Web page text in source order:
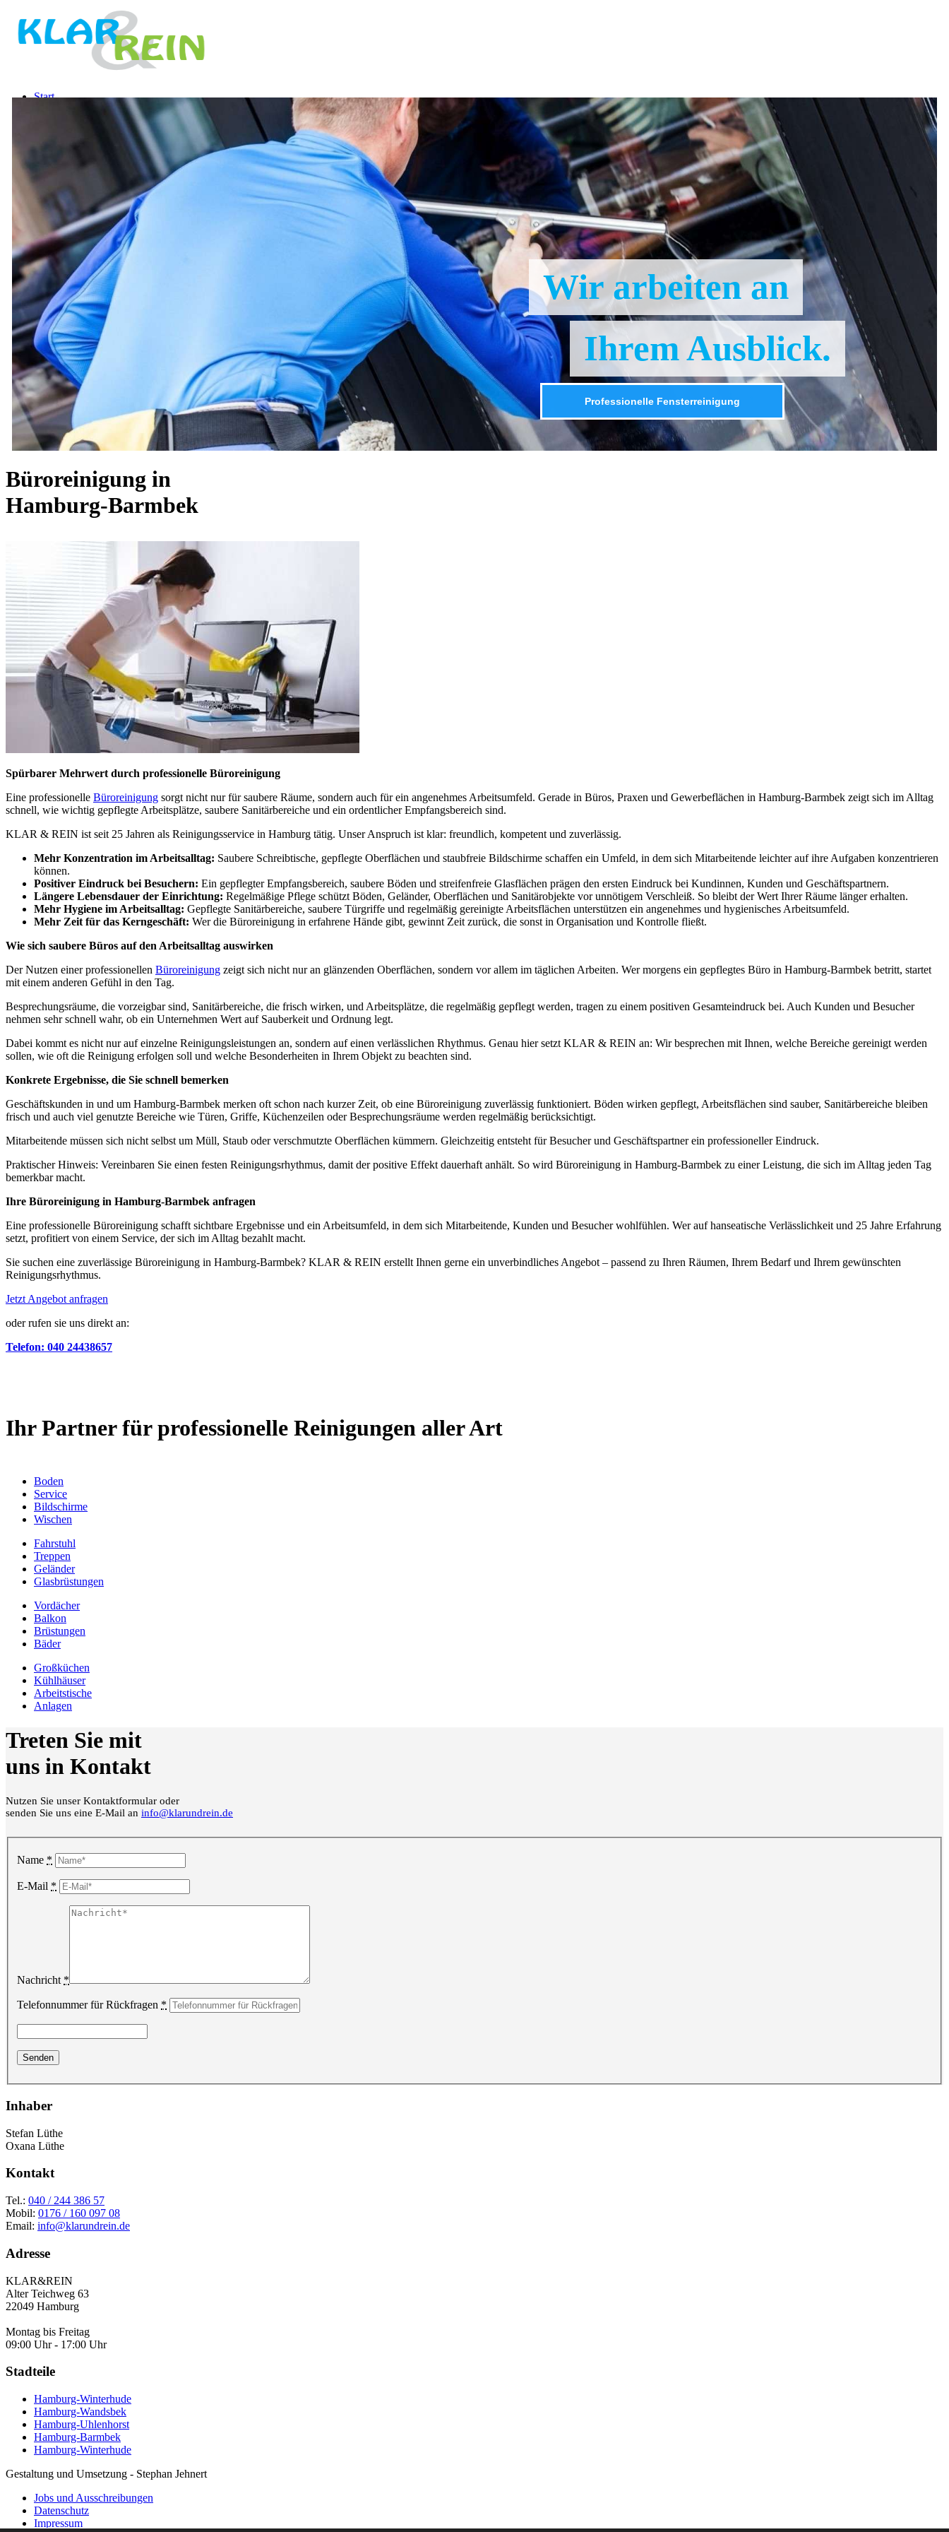
Start
Glas- & Fensterreinigung
Treppenhausreinigung
Büroreinigung, Praxen & Gastronomie
Baureinigung & Sonderreinigung
Über uns
Kontakt
040-244 386 57
Mail senden
Menü Menü
Ihrem Ausblick.
Wir arbeiten an
Professionelle Fensterreinigung
Büroreinigung in
Hamburg-Barmbek
Spürbarer Mehrwert durch professionelle Büroreinigung
Eine professionelle Büroreinigung sorgt nicht nur für saubere Räume, sondern auch für ein angenehmes Arbeitsumfeld. Gerade in Büros, Praxen und Gewerbeflächen in Hamburg-Barmbek zeigt sich im Alltag
schnell, wie wichtig gepflegte Arbeitsplätze, saubere Sanitärbereiche und ein ordentlicher Empfangsbereich sind.
KLAR & REIN ist seit 25 Jahren als Reinigungsservice in Hamburg tätig. Unser Anspruch ist klar: freundlich, kompetent und zuverlässig.
Mehr Konzentration im Arbeitsalltag: Saubere Schreibtische, gepflegte Oberflächen und staubfreie Bildschirme schaffen ein Umfeld, in dem sich Mitarbeitende leichter auf ihre Aufgaben konzentrieren
können.
Positiver Eindruck bei Besuchern: Ein gepflegter Empfangsbereich, saubere Böden und streifenfreie Glasflächen prägen den ersten Eindruck bei Kundinnen, Kunden und Geschäftspartnern.
Längere Lebensdauer der Einrichtung: Regelmäßige Pflege schützt Böden, Geländer, Oberflächen und Sanitärobjekte vor unnötigem Verschleiß. So bleibt der Wert Ihrer Räume länger erhalten.
Mehr Hygiene im Arbeitsalltag: Gepflegte Sanitärbereiche, saubere Türgriffe und regelmäßig gereinigte Arbeitsflächen unterstützen ein angenehmes und hygienisches Arbeitsumfeld.
Mehr Zeit für das Kerngeschäft: Wer die Büroreinigung in erfahrene Hände gibt, gewinnt Zeit zurück, die sonst in Organisation und Kontrolle fließt.
Wie sich saubere Büros auf den Arbeitsalltag auswirken
Der Nutzen einer professionellen Büroreinigung zeigt sich nicht nur an glänzenden Oberflächen, sondern vor allem im täglichen Arbeiten. Wer morgens ein gepflegtes Büro in Hamburg-Barmbek betritt, startet
mit einem anderen Gefühl in den Tag.
Besprechungsräume, die vorzeigbar sind, Sanitärbereiche, die frisch wirken, und Arbeitsplätze, die regelmäßig gepflegt werden, tragen zu einem positiven Gesamteindruck bei. Auch Kunden und Besucher
nehmen sehr schnell wahr, ob ein Unternehmen Wert auf Sauberkeit und Ordnung legt.
Dabei kommt es nicht nur auf einzelne Reinigungsleistungen an, sondern auf einen verlässlichen Rhythmus. Genau hier setzt KLAR & REIN an: Wir besprechen mit Ihnen, welche Bereiche gereinigt werden
sollen, wie oft die Reinigung erfolgen soll und welche Besonderheiten in Ihrem Objekt zu beachten sind.
Konkrete Ergebnisse, die Sie schnell bemerken
Geschäftskunden in und um Hamburg-Barmbek merken oft schon nach kurzer Zeit, ob eine Büroreinigung zuverlässig funktioniert. Böden wirken gepflegt, Arbeitsflächen sind sauber, Sanitärbereiche bleiben
frisch und auch viel genutzte Bereiche wie Türen, Griffe, Küchenzeilen oder Besprechungsräume werden regelmäßig berücksichtigt.
Mitarbeitende müssen sich nicht selbst um Müll, Staub oder verschmutzte Oberflächen kümmern. Gleichzeitig entsteht für Besucher und Geschäftspartner ein professioneller Eindruck.
Praktischer Hinweis: Vereinbaren Sie einen festen Reinigungsrhythmus, damit der positive Effekt dauerhaft anhält. So wird Büroreinigung in Hamburg-Barmbek zu einer Leistung, die sich im Alltag jeden Tag
bemerkbar macht.
Ihre Büroreinigung in Hamburg-Barmbek anfragen
Eine professionelle Büroreinigung schafft sichtbare Ergebnisse und ein Arbeitsumfeld, in dem sich Mitarbeitende, Kunden und Besucher wohlfühlen. Wer auf hanseatische Verlässlichkeit und 25 Jahre Erfahrung
setzt, profitiert von einem Service, der sich im Alltag bezahlt macht.
Sie suchen eine zuverlässige Büroreinigung in Hamburg-Barmbek? KLAR & REIN erstellt Ihnen gerne ein unverbindliches Angebot – passend zu Ihren Räumen, Ihrem Bedarf und Ihrem gewünschten
Reinigungsrhythmus.
Jetzt Angebot anfragen
oder rufen sie uns direkt an:
Telefon: 040 24438657
Ihr Partner für professionelle Reinigungen aller Art
Boden
Service
Bildschirme
Wischen
Fahrstuhl
Treppen
Geländer
Glasbrüstungen
Vordächer
Balkon
Brüstungen
Bäder
Großküchen
Kühlhäuser
Arbeitstische
Anlagen
Treten Sie mit
uns in Kontakt
Nutzen Sie unser Kontaktformular oder
senden Sie uns eine E-Mail an info@klarundrein.de
Name *
E-Mail *
Nachricht *
Telefonnummer für Rückfragen *
Inhaber
Stefan Lüthe
Oxana Lüthe
Kontakt
Tel.: 040 / 244 386 57
Mobil: 0176 / 160 097 08
Email: info@klarundrein.de
Adresse
KLAR&REIN
Alter Teichweg 63
22049 Hamburg
Montag bis Freitag
09:00 Uhr - 17:00 Uhr
Stadteile
Hamburg-Winterhude
Hamburg-Wandsbek
Hamburg-Uhlenhorst
Hamburg-Barmbek
Hamburg-Winterhude
Gestaltung und Umsetzung - Stephan Jehnert
Jobs und Ausschreibungen
Datenschutz
Impressum